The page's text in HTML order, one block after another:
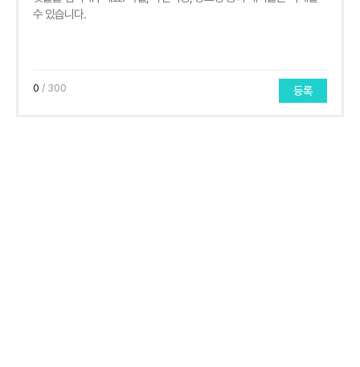
0 / 300 등록